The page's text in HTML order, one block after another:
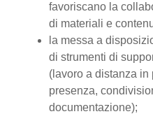
favoriscano la
di materiali e
la messa a
di strumenti di
(lavoro a distanza
presenza,
documentazione);